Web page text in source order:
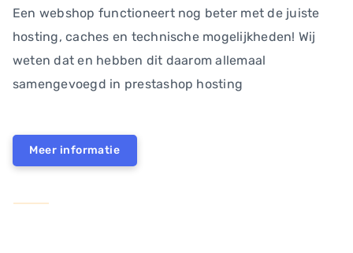
Een webshop functioneert nog beter met de juiste
hosting, caches en technische mogelijkheden! Wij
weten dat en hebben dit daarom allemaal
samengevoegd in prestashop hosting
Meer informatie